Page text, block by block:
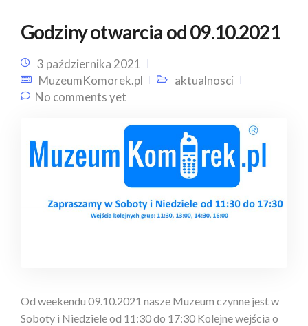
Godziny otwarcia od 09.10.2021
3 października 2021
MuzeumKomorek.pl
aktualnosci
No comments yet
Od weekendu 09.10.2021 nasze Muzeum czynne jest w
Soboty i Niedziele od 11:30 do 17:30 Kolejne wejścia o